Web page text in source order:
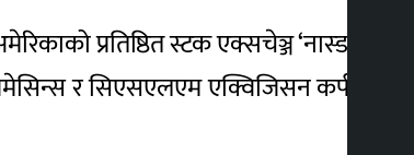
प्रतिष्ठित स्टक एक्सचेञ्ज
र सिएसएलएम एक्विजिसन कर्पबीच